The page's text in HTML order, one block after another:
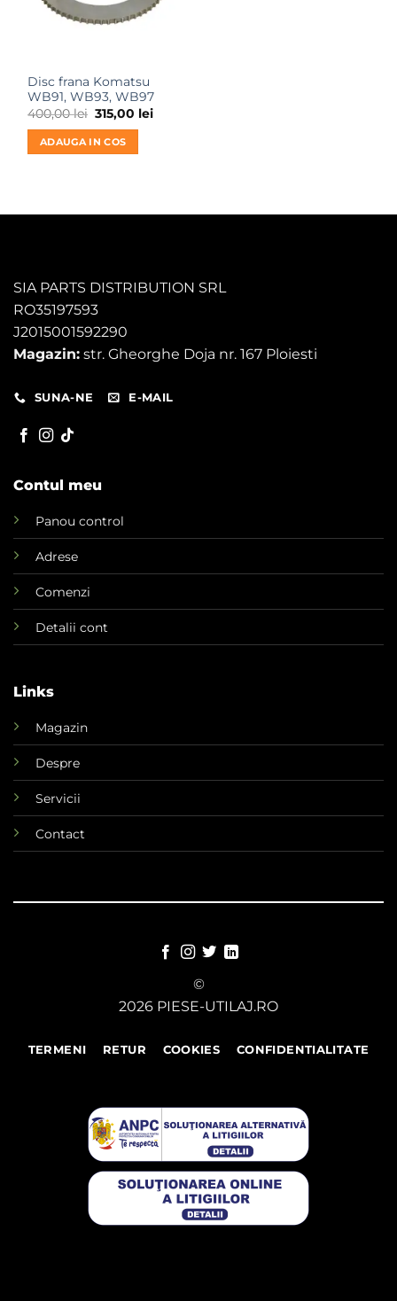
Disc frana Komatsu
WB91, WB93, WB97
400,00lei Prețul
inițial
a
fost:
400,00 lei.
315,00 leiPrețul
ADAUGA IN COS
SIA PARTS DISTRIBUTION SRL
RO35197593
J2015001592290
Magazin: str. Gheorghe Doja nr. 167 Ploiesti
SUNA-NE E-MAIL
Contul meu
Panou control
Adrese
Comenzi
Detalii cont
Links
Magazin
Despre
Servicii
Contact
©
2026 PIESE-UTILAJ.RO
TERMENI RETUR COOKIES CONFIDENTIALITATE